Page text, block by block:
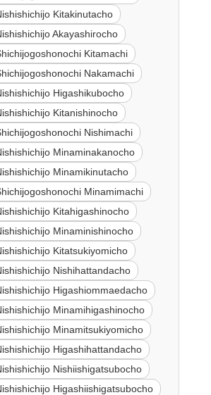
Kitakinutacho
Akayashirocho
Kitamachi
Nakamachi
Higashikubocho
Kitanishinocho
Nishimachi
Minaminakanocho
Minamikinutacho
Minamimachi
Kitahigashinocho
Minaminishinocho
Kitatsukiyomicho
Nishihattandacho
Higashiommaedacho
Minamihigashinocho
Minamitsukiyomicho
Higashihattandacho
Nishiishigatsubocho
Higashiishigatsubocho